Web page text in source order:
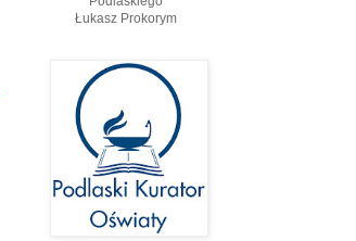
Łukasz Prokorym